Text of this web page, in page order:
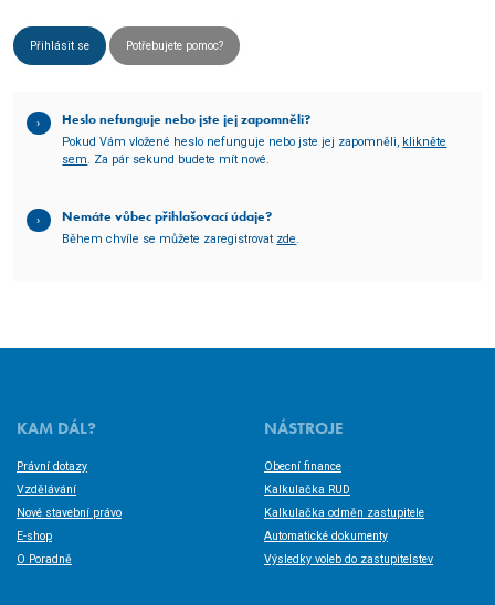
Přihlásit se Potřebujete pomoc?
Heslo nefunguje nebo jste jej zapomněli?
Pokud Vám vložené heslo nefunguje nebo jste jej zapomněli, klikněte
sem. Za pár sekund budete mít nové.
Nemáte vůbec přihlašovací údaje?
Během chvíle se můžete zaregistrovat zde.
KAM DÁL?
Právní dotazy
Vzdělávání
Nové stavební právo
E-shop
O Poradně
NÁSTROJE
Obecní finance
Kalkulačka RUD
Kalkulačka odměn zastupitele
Automatické dokumenty
Výsledky voleb do zastupitelstev